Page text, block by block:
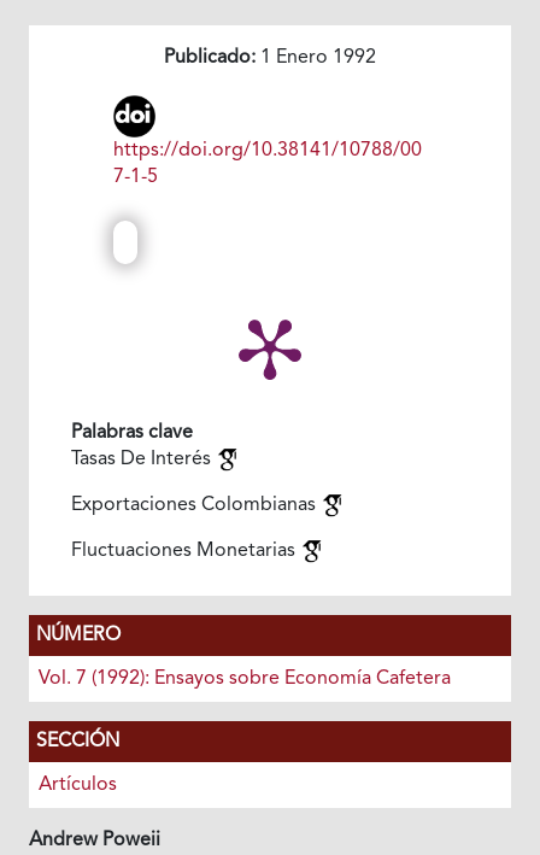
Publicado: 1 Enero 1992
https://doi.org/10.38141/10788/00
7-1-5
Palabras clave
Tasas De Interés
Exportaciones Colombianas
Fluctuaciones Monetarias
NÚMERO
Vol. 7 (1992): Ensayos sobre Economía Cafetera
SECCIÓN
Artículos
Andrew Poweii